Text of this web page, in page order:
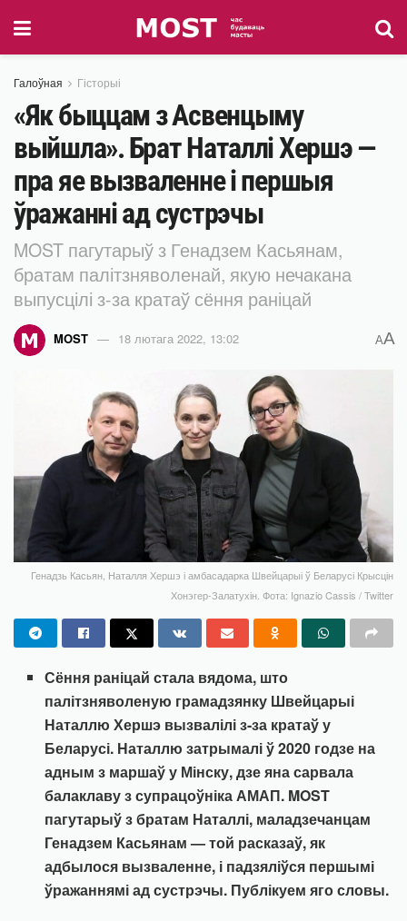
Галоўная Гісторыі
«Як быццам з Асвенцыму
выйшла». Брат Наталлі Хершэ —
пра яе вызваленне і першыя
ўражанні ад сустрэчы
MOST пагутарыў з Генадзем Касьянам,
братам палітзняволенай, якую нечакана
выпусцілі з-за кратаў сёння раніцай
MOST 18 лютага 2022, 13:02 AA
Генадзь Касьян, Наталля Хершэ і амбасадарка Швейцарыі ў Беларусі Крысцін
Хонэгер-Залатухін. Фота: Ignazio Cassis / Twitter
Сёння раніцай стала вядома, што
палітзняволеную грамадзянку Швейцарыі
Наталлю Хершэ вызвалілі з-за кратаў у
Беларусі. Наталлю затрымалі ў 2020 годзе на
адным з маршаў у Мінску, дзе яна сарвала
балаклаву з супрацоўніка АМАП. MOST
пагутарыў з братам Наталлі, маладзечанцам
Генадзем Касьянам — той расказаў, як
адбылося вызваленне, і падзяліўся першымі
ўражаннямі ад сустрэчы. Публікуем яго словы.